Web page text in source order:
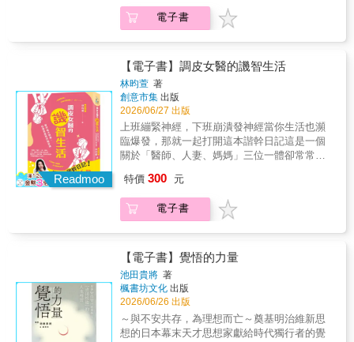
人，因為我相信他們也和我一樣，需要這份陪
伴。 ★這本書就像親耳聽見他的聲音與教誨，
靈魂彷彿被溫柔地撫慰著。
和你談情緒、談專業、談自律、談感情、談未
來……這些議題，不會因為時代變動而過時，
因為它們對應的，是人心最深處永恆的渴望與
弄懂這本書中與你談到的這些事—關於關係的
邊界、情緒的出口、自我的價值……是否就能
少走一些冤枉路，少承受一些本來可避免的創
傷？也許，可以。但也可能正是那些彎路與創
傷，才讓後來的領悟，有了更深刻的意義。—
吳若權☆☆☆7大關鍵字，獻給曾經迷惘，此刻
正在渡越的你☆☆☆關係／讓自己的內在與能
遇到來自外在環境的阻礙，但必須回到自身的
內在，突破宿命的侷限，才能找到真正長久而
有效的解決方法。情緒／找回自己內心所渴望
心最深沉的恐懼，然後找到解決問題的方法，
度過難關。鍛鍊／讓自己的心不再委屈，主動
做選擇●每一件事，都會因為我們的決定，而有
不同的風貌與發展。尤其那些掙扎了許久之後
才做出的取捨，正反映出自己內心深處，最在
意的價值。感情／一起在愛裡，看見真實的自
己●用同理取代對立，支持對方做自己，彼此都
者「調皮」，自己的個性更是無比調皮。生活
上的各種好與不好，她都可以用幽默的文字記
不識大體只會辨識大體的醫生老公，結婚前是
情郎，結婚後是常把老婆擊敗的擊敗郎例如只
要常常把老婆惹火，你就擁有一個惹火的老
婆。她有一隻看似童言無忌實則童言巨辱的無
厘頭兒子，每次兩人哭笑不得的對話都讓人生
充滿了成Joke感。也讓她領悟到當媽的數學不
用太好，只要會數到三就夠了。她本人則是上
班調皮下班也調皮的皮膚科女醫，診間裡發生
的各種荒誕趣聞、醫師Online路上的光怪陸離
記，組合成了這本充滿生活智慧的隨筆集。
************◆──願每一個生命中的傷口，都能
化作歡笑一朵。──◆別再羨慕為什麼別人的人
生比較好玩，當你也學會將震驚化為走鐘（台
語），所有平凡不過的日常點滴都是一種養
分。★警告：本書有滿滿諧音梗，請勿當做國
文課本練中文！ ★醫界、網紅們笑到流淚推薦
吳介山｜臺灣皮膚科醫學會理事林政賢｜林政
賢皮膚科診所院長綠君麻麻｜作家、閱讀推廣
人馬卡人妻｜知名網紅聞氫哥｜圖文作家
電子書
Readmoo
【電子書】調皮女醫的譏智生活
林昀萱 著
創意市集 出版
2026/06/27 出版
上班繃緊神經，下班崩潰發神經當你生活也瀕
臨爆發，那就一起打開這本諧幹日記這是一個
關於「醫師、人妻、媽媽」三位一體卻常常合
號，因為在皮膚科看診的林醫師，不但要幫患
者「調皮」，自己的個性更是無比調皮。生活
上的各種好與不好，她都可以用幽默的文字記
不識大體只會辨識大體的醫生老公，結婚前是
情郎，結婚後是常把老婆擊敗的擊敗郎例如只
要常常把老婆惹火，你就擁有一個惹火的老
婆。她有一隻看似童言無忌實則童言巨辱的無
厘頭兒子，每次兩人哭笑不得的對話都讓人生
充滿了成Joke感。也讓她領悟到當媽的數學不
特價 300 元
電子書
【電子書】覺悟的力量
池田貴將 著
楓書坊文化 出版
2026/06/26 出版
～與不安共存，為理想而亡～奠基明治維新思
想的日本幕末天才思想家獻給時代獨行者的覺